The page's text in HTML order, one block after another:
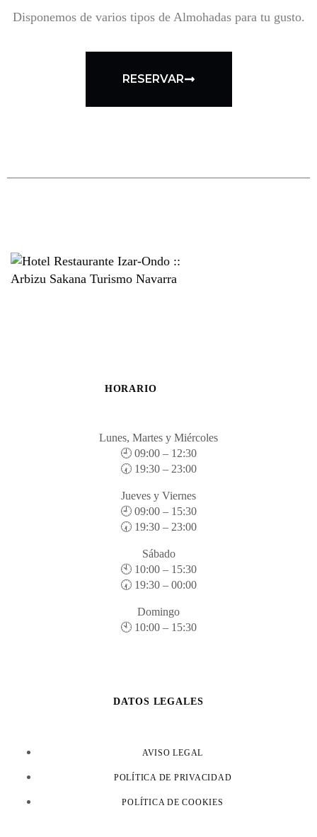
Disponemos de varios tipos de Almohadas para tu gusto.
RESERVAR
HORARIO
Lunes, Martes y Miércoles
🕘 09:00 – 12:30
🕢 19:30 – 23:00
Jueves y Viernes
🕘 09:00 – 15:30
🕢 19:30 – 23:00
Sábado
🕙 10:00 – 15:30
🕢 19:30 – 00:00
Domingo
🕙 10:00 – 15:30
DATOS LEGALES
AVISO LEGAL
POLÍTICA DE PRIVACIDAD
POLÍTICA DE COOKIES